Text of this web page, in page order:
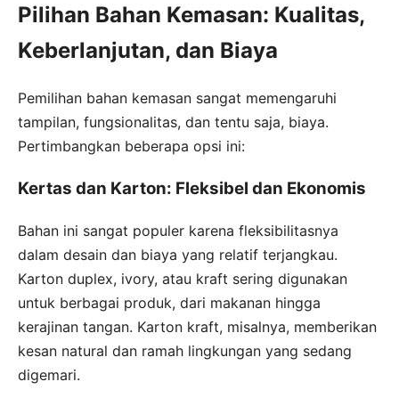
Pilihan Bahan Kemasan: Kualitas,
Keberlanjutan, dan Biaya
Pemilihan bahan kemasan sangat memengaruhi
tampilan, fungsionalitas, dan tentu saja, biaya.
Pertimbangkan beberapa opsi ini:
Kertas dan Karton: Fleksibel dan Ekonomis
Bahan ini sangat populer karena fleksibilitasnya
dalam desain dan biaya yang relatif terjangkau.
Karton duplex, ivory, atau kraft sering digunakan
untuk berbagai produk, dari makanan hingga
kerajinan tangan. Karton kraft, misalnya, memberikan
kesan natural dan ramah lingkungan yang sedang
digemari.